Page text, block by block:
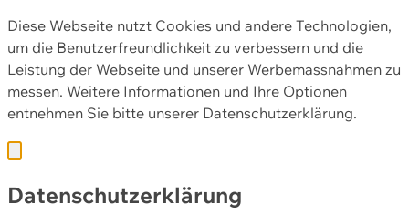
Diese Webseite nutzt Cookies und andere Technologien,
um die Benutzerfreundlichkeit zu verbessern und die
Leistung der Webseite und unserer Werbemassnahmen zu
messen. Weitere Informationen und Ihre Optionen
entnehmen Sie bitte unserer Datenschutzerklärung.
Datenschutzerklärung